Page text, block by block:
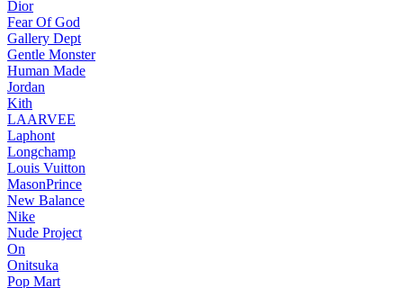
Dior
Fear Of God
Gallery Dept
Gentle Monster
Human Made
Jordan
Kith
LAARVEE
Laphont
Longchamp
Louis Vuitton
MasonPrince
New Balance
Nike
Nude Project
On
Onitsuka
Pop Mart